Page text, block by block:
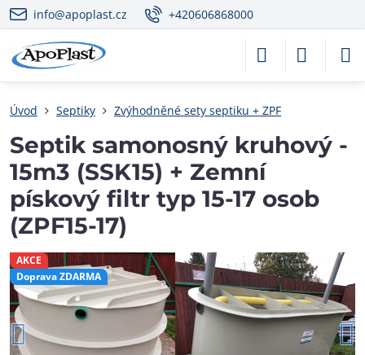
info@apoplast.cz +420606868000
AKCE
Doprava ZDARMA
Úvod Septiky Zvýhodněné sety septiku + ZPF
Septik samonosný kruhový -
15m3 (SSK15) + Zemní
pískový filtr typ 15-17 osob
(ZPF15-17)